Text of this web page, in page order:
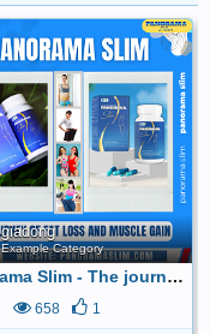
giadong
Example Category
Panorama Slim - The journey of fat loss and muscle gain
658 1